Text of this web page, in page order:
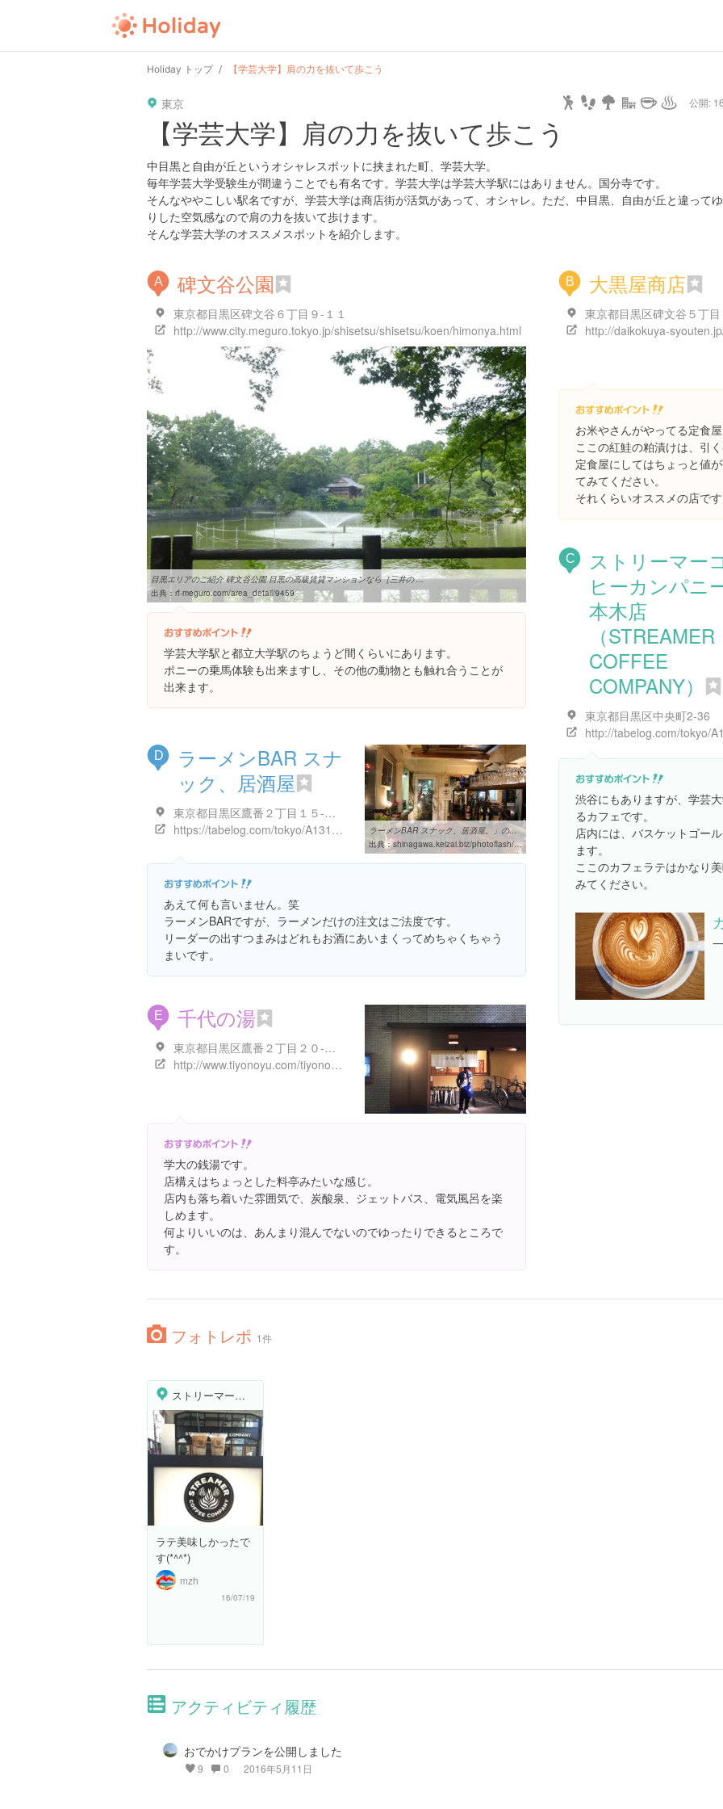
Holiday トップ 【学芸大学】肩の力を抜いて歩こう
東京 公開:
【学芸大学】肩の力を抜いて歩こう
中目黒と自由が丘というオシャレスポットに挟まれた町、学芸大学。
毎年学芸大学受験生が間違うことでも有名です。学芸大学は学芸大学駅にはありません。国分寺です。
そんなややこしい駅名ですが、学芸大学は商店街が活気があって、オシャレ。ただ、中目黒、自由が丘と違って
りした空気感なので肩の力を抜いて歩けます。
そんな学芸大学のオススメスポットを紹介します。
A 碑文谷公園
東京都目黒区碑文谷６丁目９-１１
http://www.city.meguro.tokyo.jp/shisetsu/shisetsu/koen/himonya.html
目黒エリアのご紹介 碑文谷公園 目黒の高級賃貸マンションなら［三井の ...
出典： rf-meguro.com/area_detail/9459
学芸大学駅と都立大学駅のちょうど間くらいにあります。
ポニーの乗馬体験も出来ますし、その他の動物とも触れ合うことが
出来ます。
B 大黒屋商店
http://daikokuya-
お米やさんがやってる定食屋
ここの紅鮭の粕漬けは、引
定食屋にしてはちょっと値
てみてください。
それくらいオススメの店です
C
ストリーマー
ヒーカンパニ
本木店
（STREAMER
COFFEE
COMPANY）
東京都目黒区中央町2-36
渋谷にもありますが、学芸
るカフェです。
店内には、バスケットゴー
ます。
ここのカフェラテはかなり
みてください。
D
ラーメンBAR スナ
ック、居酒屋
東京都目黒区鷹番２丁目１５-１０ 遠藤ビル ２０１
https://tabelog.com/tokyo/A1317/A131702/13173825/
ラーメンBAR スナック、居酒屋。」の店内 - 品川経済新聞
出典：shinagawa.keizai.biz/photoflash/2007
あえて何も言いません。笑
ラーメンBARですが、ラーメンだけの注文はご法度です。
リーダーの出すつまみはどれもお酒にあいまくってめちゃくちゃう
まいです。
E 千代の湯
東京都目黒区鷹番２丁目２０-３ ベルメゾン鷹番 1F
http://www.tiyonoyu.com/tiyonoyu.html
学大の銭湯です。
店構えはちょっとした料亭みたいな感じ。
店内も落ち着いた雰囲気で、炭酸泉、ジェットバス、電気風呂を楽
しめます。
何よりいいのは、あんまり混んでないのでゆったりできるところで
す。
フォトレポ 1件
ストリーマーコーヒーカンパニー 五本木店（STREAMER COFFEE COMPANY）
ラテ美味しかったで
す(*^^*)
mzh
16/07/19
アクティビティ履歴
おでかけプランを公開しました
9 0 2016年5月11日